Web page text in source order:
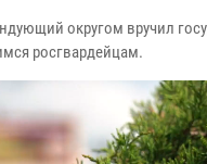
округом вручил
росгвардейцам.